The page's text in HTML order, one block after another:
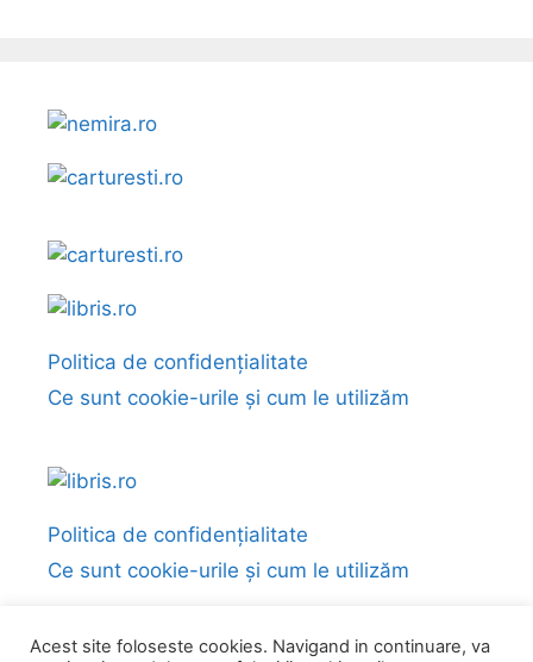
Politica de confidențialitate
Ce sunt cookie-urile și cum le utilizăm
Politica de confidențialitate
Ce sunt cookie-urile și cum le utilizăm
Acest site foloseste cookies. Navigand in continuare, va